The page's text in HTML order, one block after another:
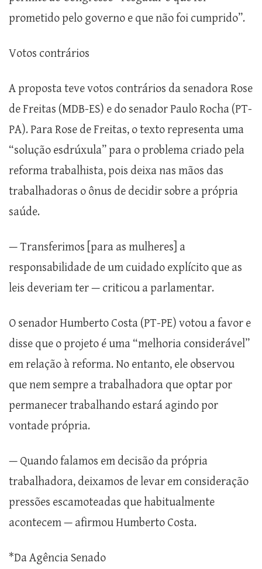
prometido pelo governo e que não foi cumprido”.
Votos contrários
A proposta teve votos contrários da senadora Rose
de Freitas (MDB-ES) e do senador Paulo Rocha (PT-
PA). Para Rose de Freitas, o texto representa uma
“solução esdrúxula” para o problema criado pela
reforma trabalhista, pois deixa nas mãos das
trabalhadoras o ônus de decidir sobre a própria
saúde.
— Transferimos [para as mulheres] a
responsabilidade de um cuidado explícito que as
leis deveriam ter — criticou a parlamentar.
O senador Humberto Costa (PT-PE) votou a favor e
disse que o projeto é uma “melhoria considerável”
em relação à reforma. No entanto, ele observou
que nem sempre a trabalhadora que optar por
permanecer trabalhando estará agindo por
vontade própria.
— Quando falamos em decisão da própria
trabalhadora, deixamos de levar em consideração
pressões escamoteadas que habitualmente
acontecem — afirmou Humberto Costa.
*Da Agência Senado